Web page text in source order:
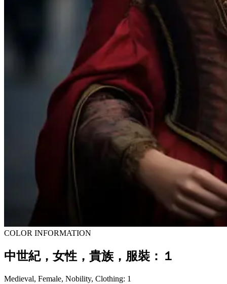
COLOR INFORMATION
中世紀，女性，貴族，服裝：１
Medieval, Female, Nobility, Clothing: 1